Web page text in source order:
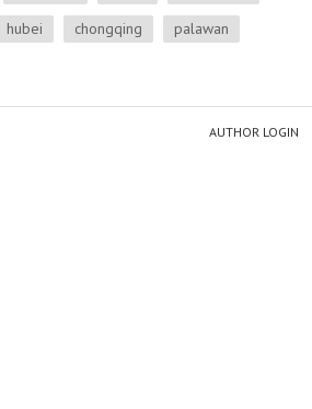
hubei chongqing palawan
AUTHOR LOGIN